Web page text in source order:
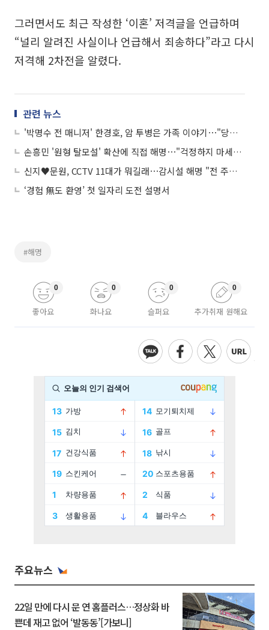
그러면서도 최근 작성한 ‘이혼’ 저격글을 언급하며
“널리 알려진 사실이나 언급해서 죄송하다”라고 다시
저격해 2차전을 알렸다.
관련 뉴스
'박명수 전 매니저' 한경호, 암 투병은 가족 이야기⋯"당황스럽다" 해명
손흥민 '원형 탈모설' 확산에 직접 해명⋯"걱정하지 마세요"
신지♥문원, CCTV 11대가 뭐길래⋯감시설 해명 "전 주인이 설치한 것"
‘경험 無도 환영’ 첫 일자리 도전 설명서
#해명
좋아요
0
화나요
0
슬퍼요
0
추가취재 원해요
0
주요뉴스
22일 만에 다시 문 연 홈플러스…정상화 바
쁜데 재고 없어 ‘발동동’[가보니]